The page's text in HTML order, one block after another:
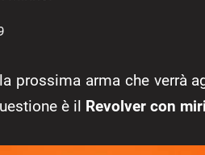
prossima arma che verrà
è il Revolver con